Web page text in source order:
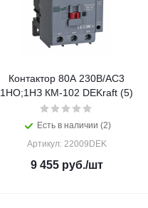
Контактор 80А 230В/АС3
1НО;1НЗ КМ-102 DEKraft (5)
Есть в наличии (2)
Артикул: 22009DEK
9 455руб./шт